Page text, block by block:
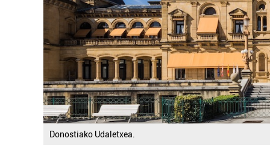
Donostiako Udaletxea.